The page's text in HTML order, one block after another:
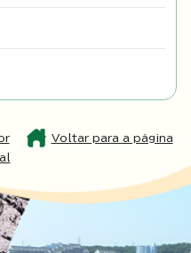
Voltar para a página